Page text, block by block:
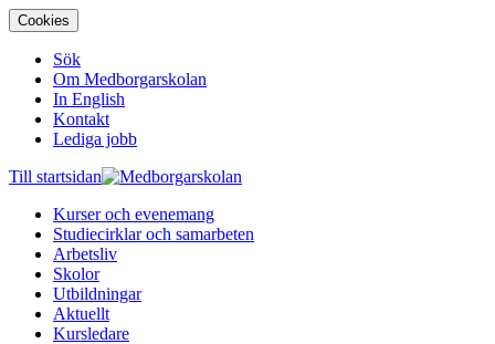
Cookies
Sök
Om Medborgarskolan
In English
Kontakt
Lediga jobb
Till startsidan
Kurser och evenemang
Studiecirklar och samarbeten
Arbetsliv
Skolor
Utbildningar
Aktuellt
Kursledare